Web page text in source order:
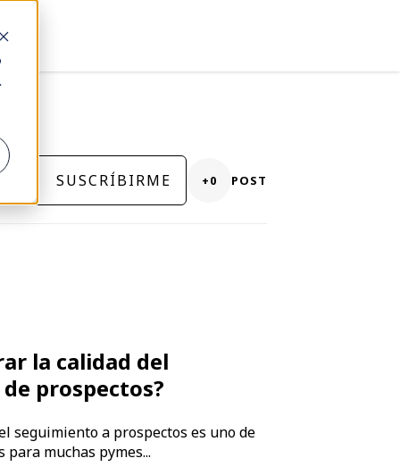
SUSCRÍBIRME +0 POST
la calidad del
prospectos?
seguimiento a prospectos es uno de
muchas pymes...